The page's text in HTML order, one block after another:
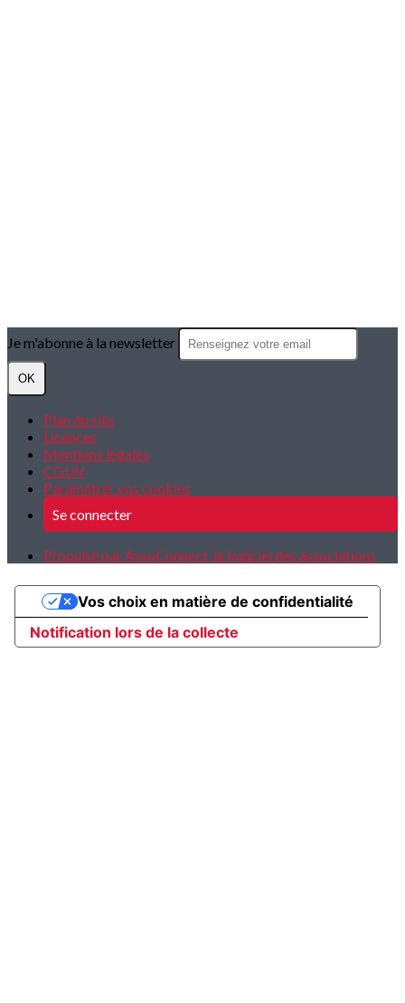
Je m'abonne à la newsletter
OK
Plan du site
Licences
Mentions légales
CGUV
Paramétrer vos cookies
Se connecter
Propulsé par AssoConnect, le logiciel des associations
Notification lors de la collecte
Vos choix en matière de confidentialité